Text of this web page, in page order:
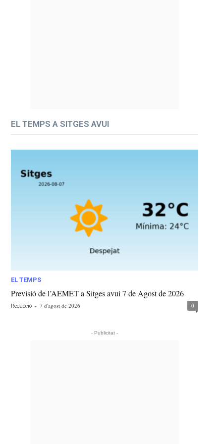
EL TEMPS A SITGES AVUI
EL TEMPS
Previsió de l’AEMET a Sitges avui 7 de Agost de 2026
Redacció - 7 d'agost de 2026 0
- Publicitat -